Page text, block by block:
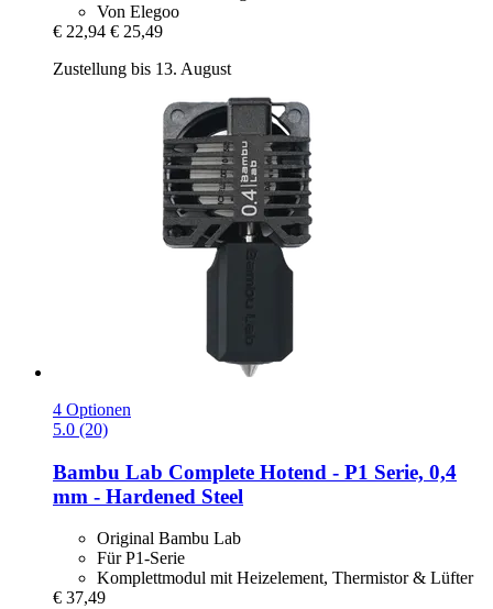
Von Elegoo
€ 22,94 € 25,49
Zustellung bis 13. August
4 Optionen
5.0 (20)
Bambu Lab Complete Hotend -​ P1 Serie, 0,4
mm -​ Hardened Steel
Original Bambu Lab
Für P1-Serie
Komplettmodul mit Heizelement, Thermistor & Lüfter
€ 37,49